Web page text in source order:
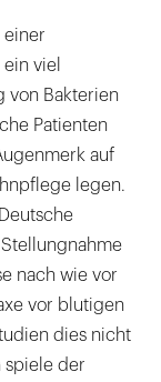
einer
viel
von Bakterien
Patienten
auf
legen.
nach wie vor
vor blutigen
dies nicht
spiele der